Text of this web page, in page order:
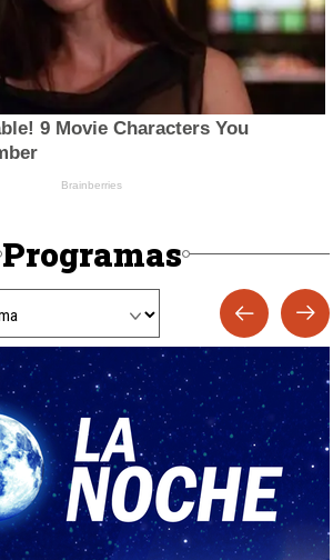
Programas